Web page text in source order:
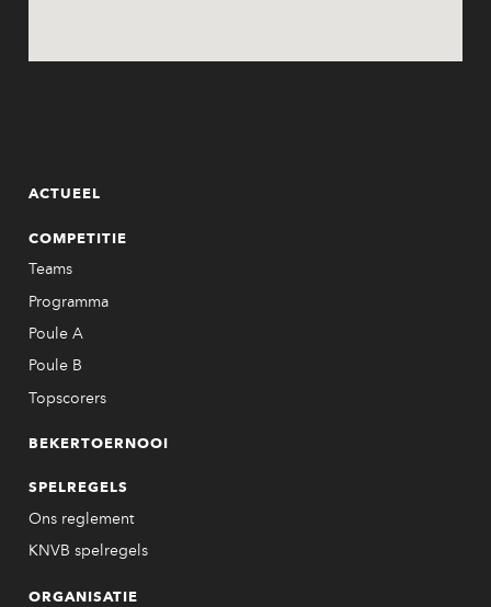
ACTUEEL
COMPETITIE
Teams
Programma
Poule A
Poule B
Topscorers
BEKERTOERNOOI
SPELREGELS
Ons reglement
KNVB spelregels
ORGANISATIE